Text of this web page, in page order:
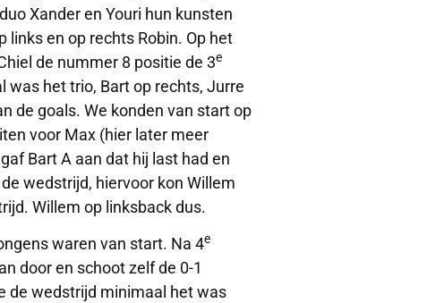
Xander en Youri hun kunsten
links en op rechts Robin. Op het
de nummer 8 positie de 3e
was het trio, Bart op rechts, Jurre
de goals. We konden van start op
voor Max (hier later meer
Bart A aan dat hij last had en
wedstrijd, hiervoor kon Willem
Willem op linksback dus.
waren van start. Na 4e
door en schoot zelf de 0-1
de wedstrijd minimaal het was